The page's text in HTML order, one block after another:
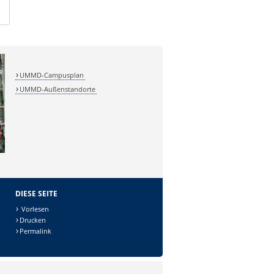
UMMD-Campusplan
UMMD-Außenstandorte
DIESE SEITE
Vorlesen
Drucken
Permalink